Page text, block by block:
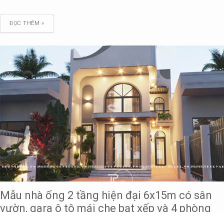
ĐỌC THÊM »
Mẫu nhà ống 2 tầng hiện đại 6x15m có sân
vườn, gara ô tô mái che bạt xếp và 4 phòng